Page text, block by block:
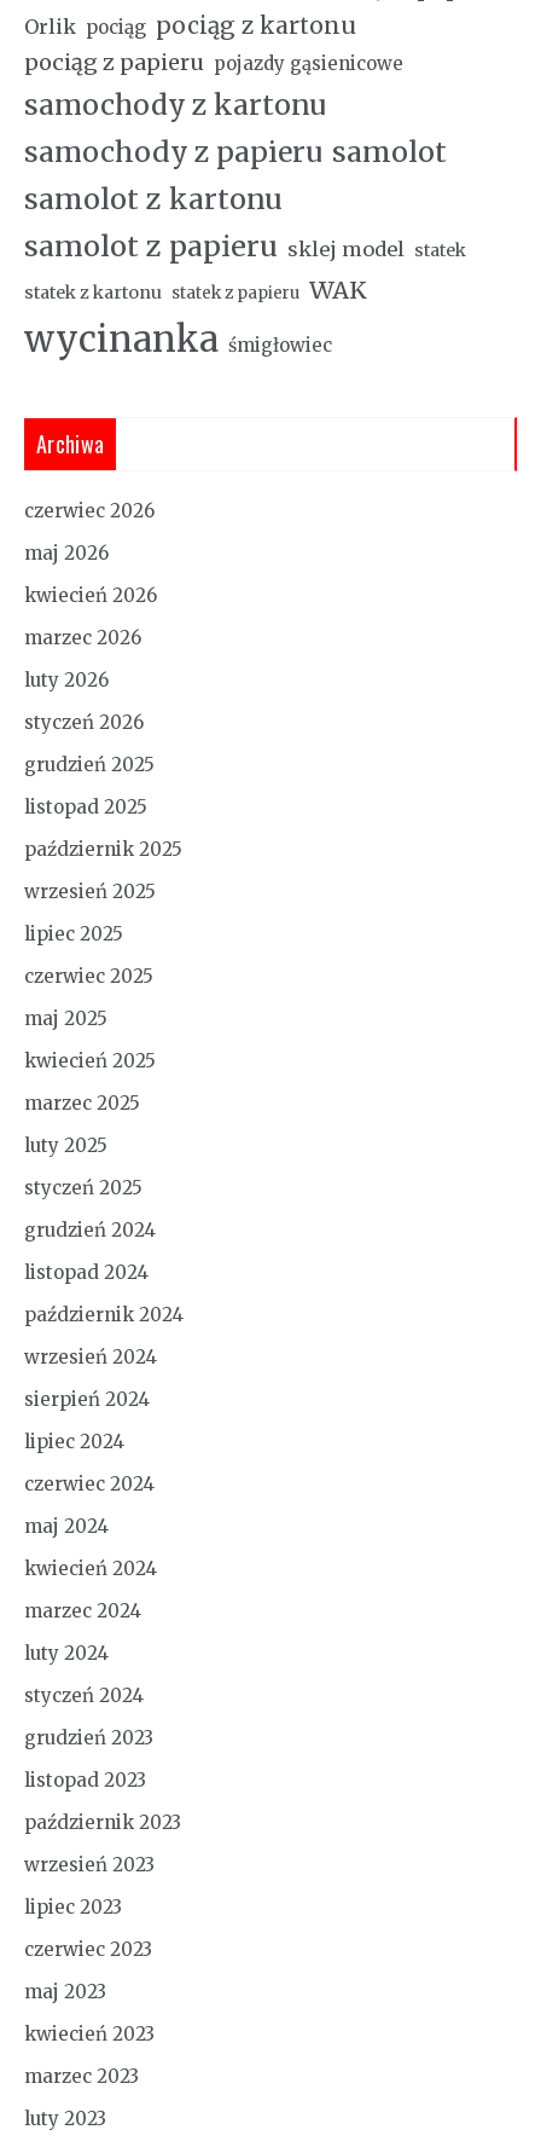
Orlik pociąg pociąg z kartonu
pociąg z papieru pojazdy gąsienicowe
samochody z kartonu
samochody z papieru samolot
samolot z kartonu
samolot z papieru sklej model
statek
statek z kartonu statek z papieru WAK
wycinanka śmigłowiec
Archiwa
czerwiec 2026
maj 2026
kwiecień 2026
marzec 2026
luty 2026
styczeń 2026
grudzień 2025
listopad 2025
październik 2025
wrzesień 2025
lipiec 2025
czerwiec 2025
maj 2025
kwiecień 2025
marzec 2025
luty 2025
styczeń 2025
grudzień 2024
listopad 2024
październik 2024
wrzesień 2024
sierpień 2024
lipiec 2024
czerwiec 2024
maj 2024
kwiecień 2024
marzec 2024
luty 2024
styczeń 2024
grudzień 2023
listopad 2023
październik 2023
wrzesień 2023
lipiec 2023
czerwiec 2023
maj 2023
kwiecień 2023
marzec 2023
luty 2023